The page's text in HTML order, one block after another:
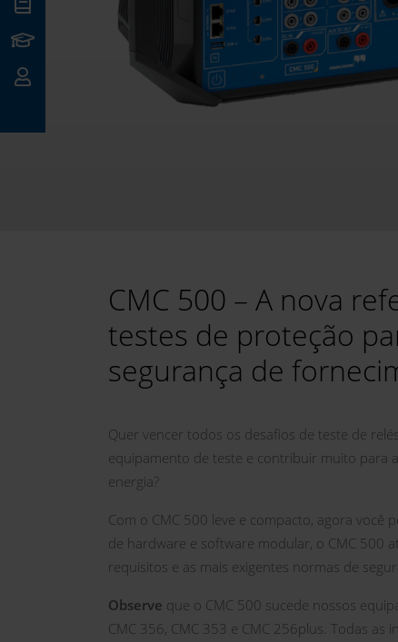
CMC 500 – A nova
testes de proteção
segurança de
Quer vencer todos os desafios de teste de
equipamento de teste e contribuir muito para
energia?
Com o CMC 500 leve e compacto, agora você
de hardware e software modular, o CMC 500
requisitos e as mais exigentes normas de
Observe que o CMC 500 sucede nossos
CMC 356, CMC 353 e CMC 256plus. Todas as